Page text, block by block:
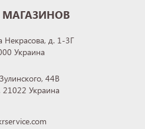
МАГАЗИНОВ
Некрасова, д. 1-3Г
Украина
44В
21022 Украина